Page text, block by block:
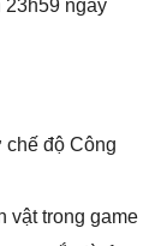
23h59 ngày
chế độ Công
vật trong game